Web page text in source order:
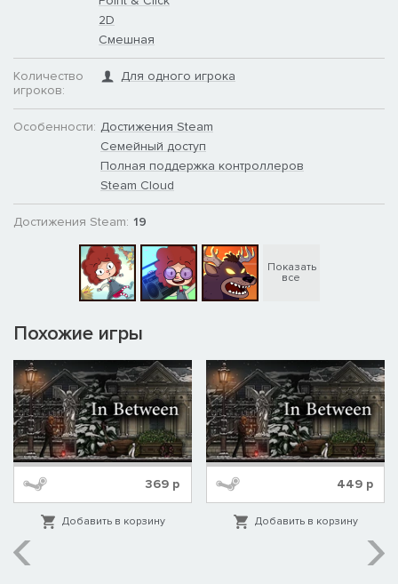
2D
Смешная
Количество
игроков:
Для одного игрока
Особенности: Достижения Steam
Семейный доступ
Полная поддержка контроллеров
Steam Cloud
Достижения Steam: 19
Показать
все
Похожие игры
369 р
Добавить в корзину
449 р
Добавить в корзину